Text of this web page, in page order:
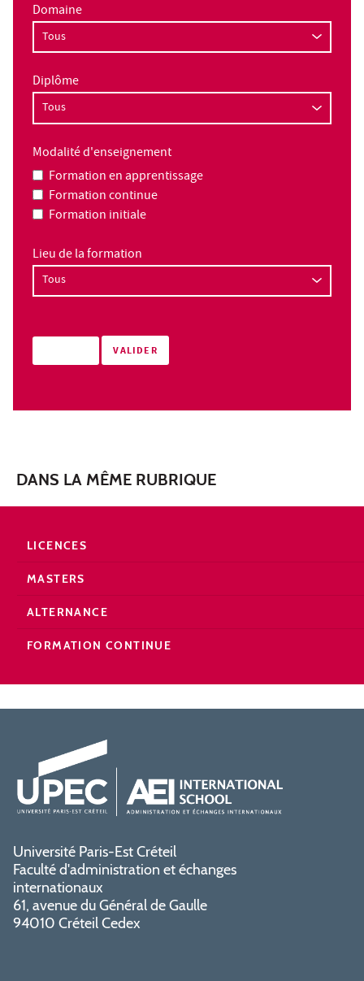
Domaine
Diplôme
Modalité d'enseignement
Formation en apprentissage
Formation continue
Formation initiale
Lieu de la formation
DANS LA MÊME RUBRIQUE
LICENCES
MASTERS
ALTERNANCE
FORMATION CONTINUE
Université Paris-Est Créteil
Faculté d'administration et échanges
internationaux
61, avenue du Général de Gaulle
94010 Créteil Cedex